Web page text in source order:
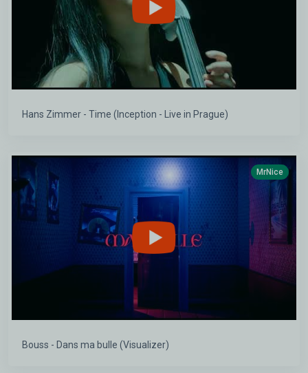
Hans Zimmer - Time (Inception - Live in Prague)
MrNice
Bouss - Dans ma bulle (Visualizer)